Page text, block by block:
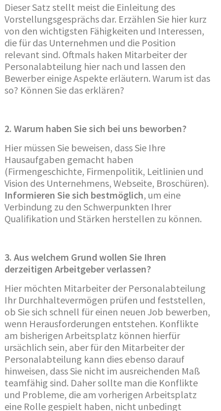
Dieser Satz stellt meist die Einleitung des
Vorstellungsgesprächs dar. Erzählen Sie hier kurz
von den wichtigsten Fähigkeiten und Interessen,
die für das Unternehmen und die Position
relevant sind. Oftmals haken Mitarbeiter der
Personalabteilung hier nach und lassen den
Bewerber einige Aspekte erläutern. Warum ist das
so? Können Sie das erklären?
2. Warum haben Sie sich bei uns beworben?
Hier müssen Sie beweisen, dass Sie Ihre
Hausaufgaben gemacht haben
(Firmengeschichte, Firmenpolitik, Leitlinien und
Vision des Unternehmens, Webseite, Broschüren).
Informieren Sie sich bestmöglich, um eine
Verbindung zu den Schwerpunkten Ihrer
Qualifikation und Stärken herstellen zu können.
3. Aus welchem Grund wollen Sie Ihren
derzeitigen Arbeitgeber verlassen?
Hier möchten Mitarbeiter der Personalabteilung
Ihr Durchhaltevermögen prüfen und feststellen,
ob Sie sich schnell für einen neuen Job bewerben,
wenn Herausforderungen entstehen. Konflikte
am bisherigen Arbeitsplatz können hierfür
ursächlich sein, aber für den Mitarbeiter der
Personalabteilung kann dies ebenso darauf
hinweisen, dass Sie nicht im ausreichenden Maß
teamfähig sind. Daher sollte man die Konflikte
und Probleme, die am vorherigen Arbeitsplatz
eine Rolle gespielt haben, nicht unbedingt